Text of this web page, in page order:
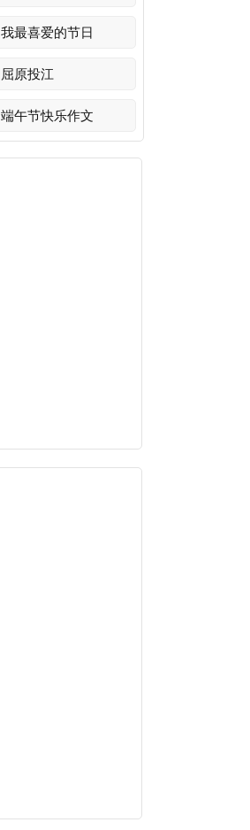
我最喜爱的节日
屈原投江
端午节快乐作文